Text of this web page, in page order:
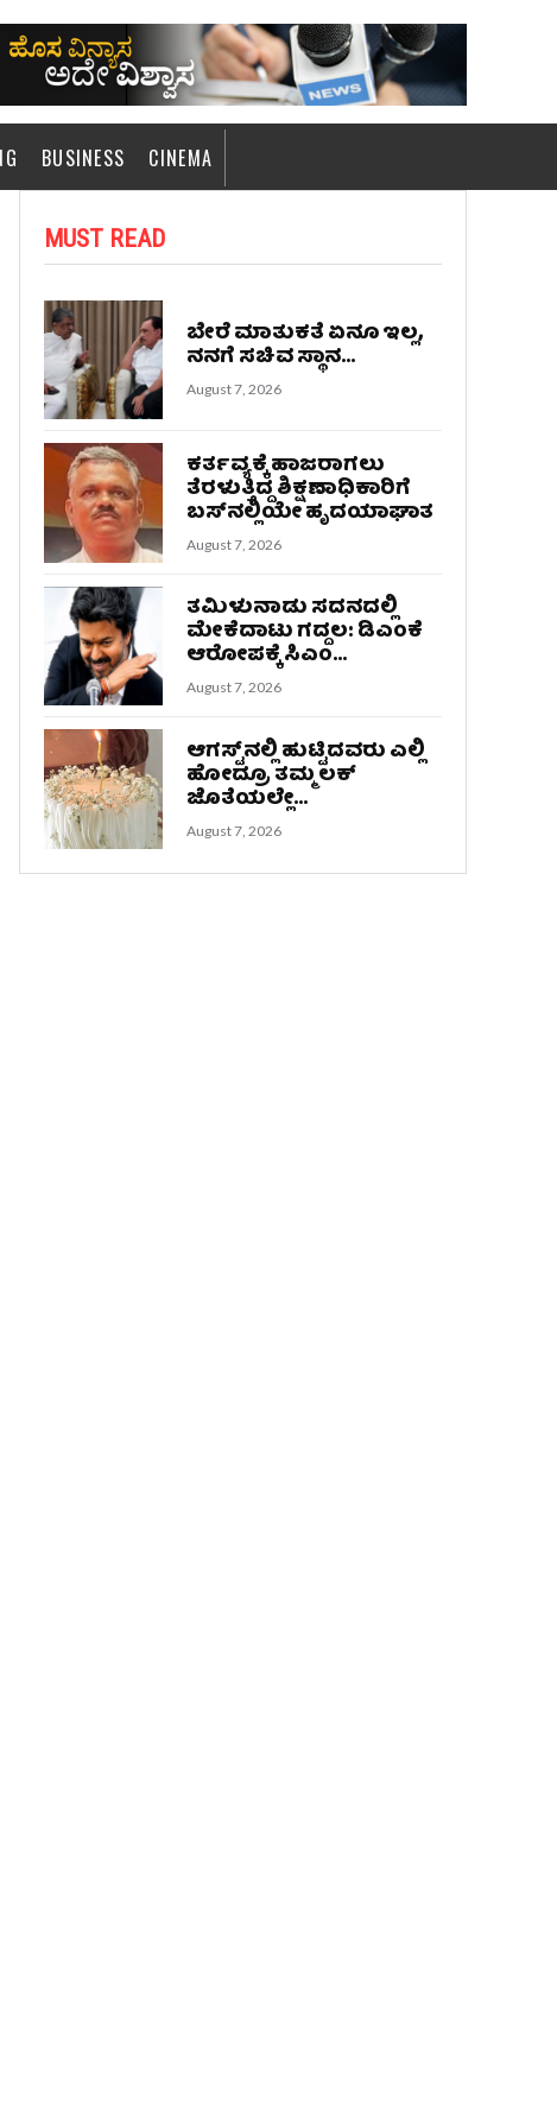
BUSINESS CINEMA
MUST READ
ಬೇರೆ ಮಾತುಕತೆ ಏನೂ ಇಲ್ಲ,
ನನಗೆ ಸಚಿವ ಸ್ಥಾನ...
August 7, 2026
ಕರ್ತವ್ಯಕ್ಕೆ ಹಾಜರಾಗಲು
ತೆರಳುತ್ತಿದ್ದ ಶಿಕ್ಷಣಾಧಿಕಾರಿಗೆ
ಬಸ್‌ನಲ್ಲಿಯೇ ಹೃದಯಾಘಾತ
August 7, 2026
ತಮಿಳುನಾಡು ಸದನದಲ್ಲಿ
ಮೇಕೆದಾಟು ಗದ್ದಲ: ಡಿಎಂಕೆ
ಆರೋಪಕ್ಕೆ ಸಿಎಂ...
August 7, 2026
ಆಗಸ್ಟ್‌ನಲ್ಲಿ ಹುಟ್ಟಿದವರು ಎಲ್ಲಿ
ಹೋದ್ರೂ ತಮ್ಮ ಲಕ್‌
ಜೊತೆಯಲ್ಲೇ...
August 7, 2026